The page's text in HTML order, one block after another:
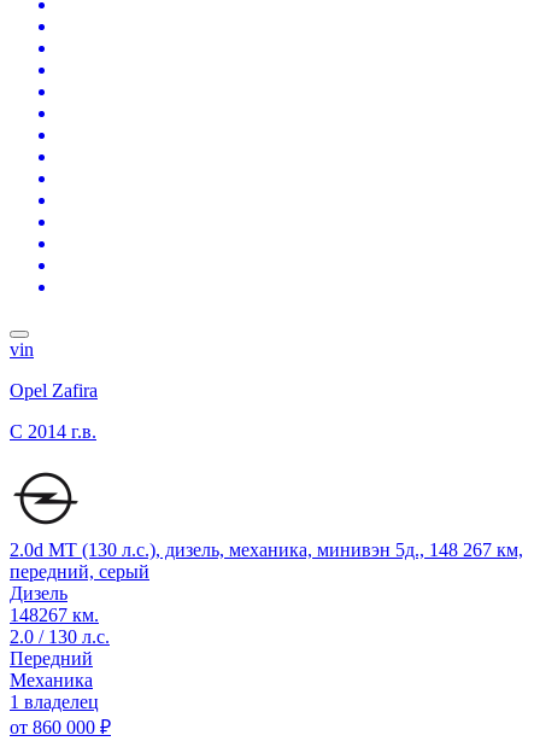
vin
Opel Zafira
C 2014 г.в.
2.0d MT (130 л.с.), дизель, механика, минивэн 5д., 148 267 км,
передний, серый
Дизель
148267 км.
2.0 / 130 л.с.
Передний
Механика
1 владелец
от 860 000 ₽